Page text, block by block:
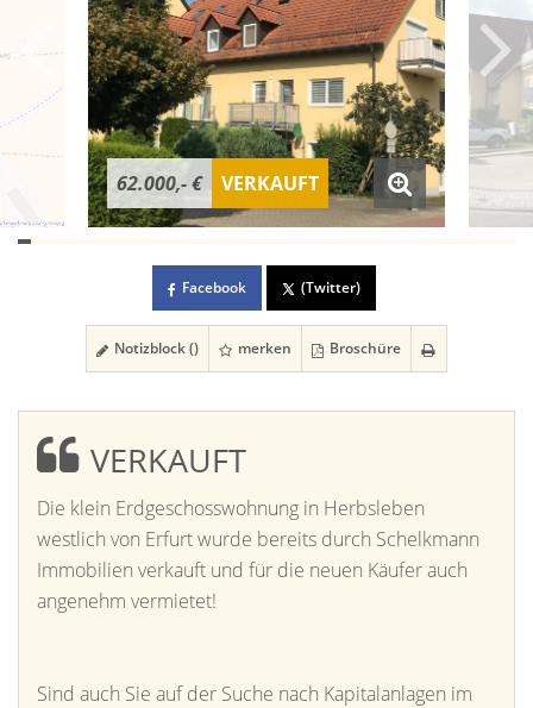
62.000,- € VERKAUFT
Facebook (Twitter)
Notizblock () merken Broschüre
VERKAUFT
Die klein Erdgeschosswohnung in Herbsleben
westlich von Erfurt wurde bereits durch Schelkmann
Immobilien verkauft und für die neuen Käufer auch
angenehm vermietet!
Sind auch Sie auf der Suche nach Kapitalanlagen im